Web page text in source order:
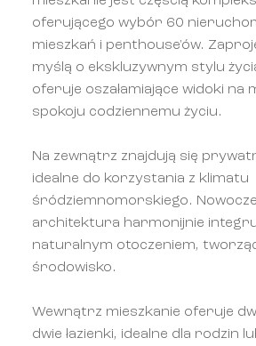
oferującego wybór 60
mieszkań i penthouse'ów.
myślą o ekskluzywnym stylu
oferuje oszałamiające widoki na
spokoju codziennemu życiu.
Na zewnątrz znajdują się
idealne do korzystania z klimatu
śródziemnomorskiego.
architektura harmonijnie
naturalnym otoczeniem,
środowisko.
Wewnątrz mieszkanie oferuje
dwie łazienki, idealne dla rodzin